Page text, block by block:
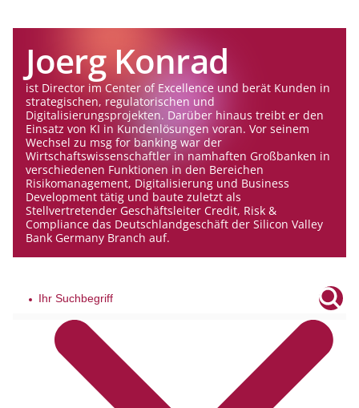
Joerg Konrad
ist Director im Center of Excellence und berät Kunden in
strategischen, regulatorischen und
Digitalisierungsprojekten. Darüber hinaus treibt er den
Einsatz von KI in Kundenlösungen voran. Vor seinem
Wechsel zu msg for banking war der
Wirtschaftswissenschaftler in namhaften Großbanken in
verschiedenen Funktionen in den Bereichen
Risikomanagement, Digitalisierung und Business
Development tätig und baute zuletzt als
Stellvertretender Geschäftsleiter Credit, Risk &
Compliance das Deutschlandgeschäft der Silicon Valley
Bank Germany Branch auf.